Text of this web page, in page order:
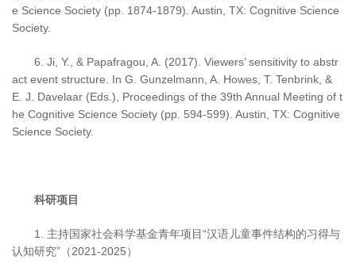
e Science Society (pp. 1874-1879). Austin, TX: Cognitive Science
Society.
6. Ji, Y., & Papafragou, A. (2017). Viewers’ sensitivity to abstr
act event structure. In G. Gunzelmann, A. Howes, T. Tenbrink, &
E. J. Davelaar (Eds.), Proceedings of the 39th Annual Meeting of t
he Cognitive Science Society (pp. 594-599). Austin, TX: Cognitive
Science Society.
科研项目
1. 主持国家社会科学基金青年项目“汉语儿童事件结构的习得与
认知研究”（2021-2025）